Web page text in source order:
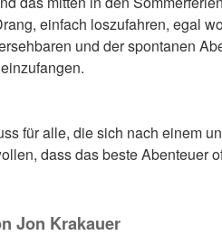
einfach loszufahren, egal
und der spontanen
für alle, die sich nach einem
dass das beste Abenteuer
Jon Krakauer